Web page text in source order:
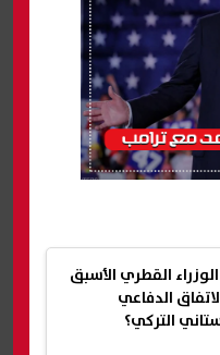
القطري الأسبق
الدفاعي
التركي؟